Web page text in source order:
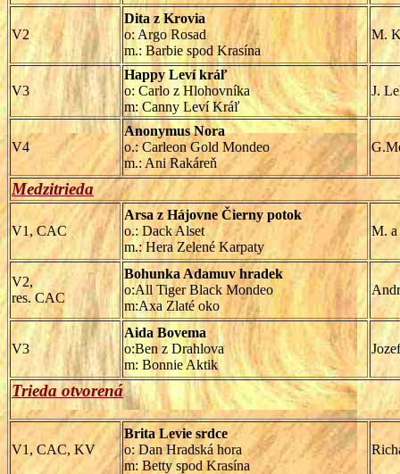
V2
Dita z Krovia
o: Argo Rosad
m.: Barbie spod Krasína
M.
V3
Happy Leví kráľ
o: Carlo z Hlohovníka
m: Canny Leví Kráľ
J.
V4
Anonymus Nora
o.: Carleon Gold Mondeo
m.: Ani Rakáreň
Medzitrieda
V1, CAC
Arsa z Hájovne Čierny potok
o.: Dack Alset
m.: Hera Zelené Karpaty
M.
V2,
res. CAC
Bohunka Adamuv hradek
o:All Tiger Black Mondeo
m:Axa Zlaté oko
V3
Aida Bovema
o:Ben z Drahlova
m: Bonnie Aktik
Trieda otvorená
V1, CAC, KV
Brita Levie srdce
o: Dan Hradská hora
m: Betty spod Krasína